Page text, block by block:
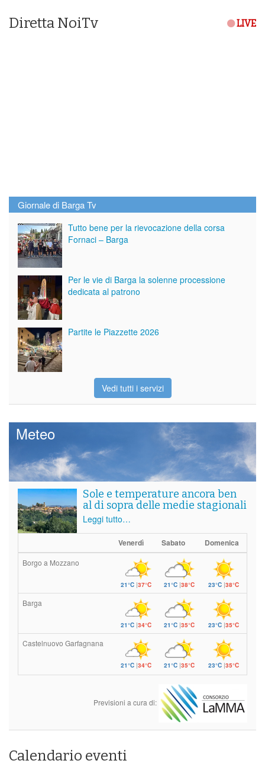
Diretta NoiTv LIVE
Giornale di Barga Tv
Tutto bene per la rievocazione della corsa
Fornaci – Barga
Per le vie di Barga la solenne processione
dedicata al patrono
Partite le Piazzette 2026
Vedi tutti i servizi
Meteo
Sole e temperature ancora ben
al di sopra delle medie stagionali
Leggi tutto…
Venerdì Sabato Domenica
Borgo a Mozzano
21°C|37°C 21°C|38°C 23°C |38°C
Barga
21°C|34°C 21°C|35°C 23°C |35°C
Castelnuovo Garfagnana
21°C|34°C 21°C|35°C 23°C |35°C
Previsioni a cura di:
Calendario eventi